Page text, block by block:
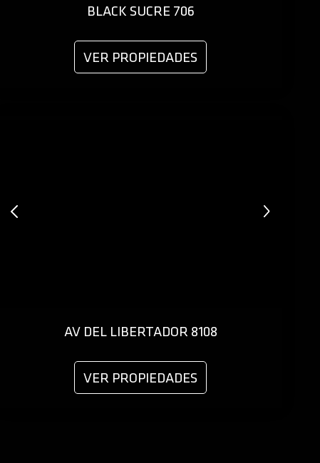
BLACK SUCRE 706
VER PROPIEDADES
AV DEL LIBERTADOR 8108
VER PROPIEDADES